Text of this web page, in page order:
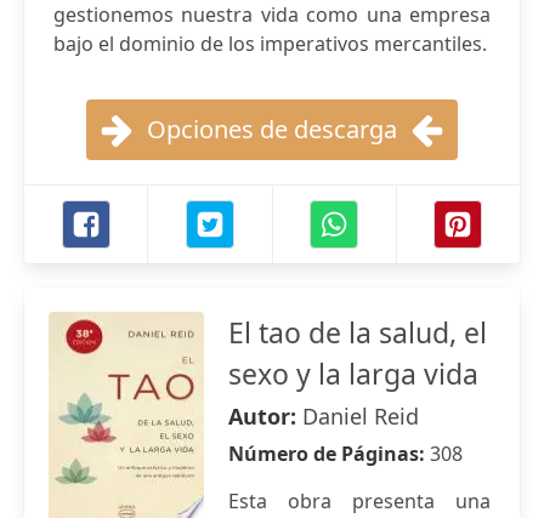
gestionemos nuestra vida como una empresa
bajo el dominio de los imperativos mercantiles.
Opciones de descarga
El tao de la salud, el
sexo y la larga vida
Autor: Daniel Reid
Número de Páginas: 308
Esta obra presenta una